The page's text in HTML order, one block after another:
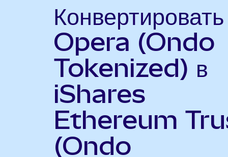
Конвертировать
Opera (Ondo
Tokenized) в
iShares
Ethereum
(Ondo